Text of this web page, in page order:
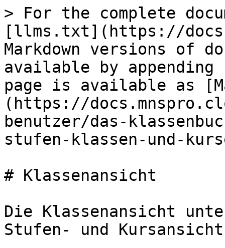
> For the complete
[llms.txt](https://
Markdown versions of
available by
page is available as
(https://
benutzer/das-
stufen-klassen-und-
# Klassenansicht
Die Klassenansicht
Stufen- und